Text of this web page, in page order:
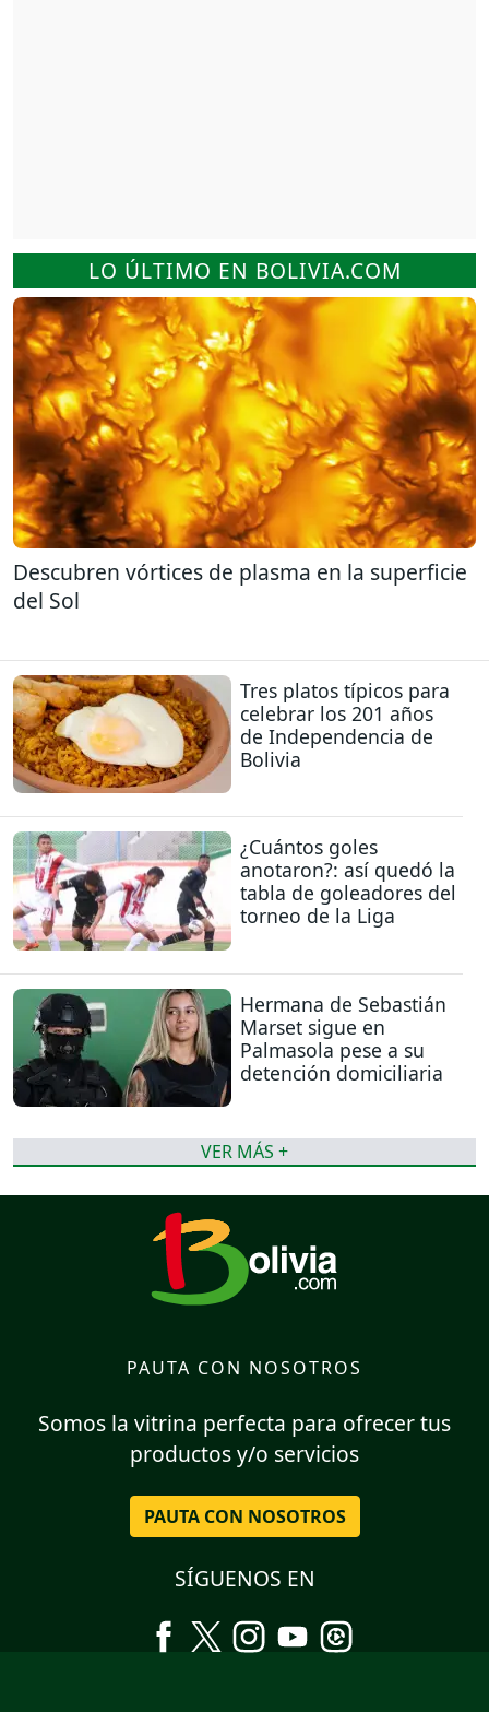
LO ÚLTIMO EN BOLIVIA.COM
Descubren vórtices de plasma en la superficie
del Sol
Tres platos típicos para
celebrar los 201 años
de Independencia de
Bolivia
¿Cuántos goles
anotaron?: así quedó la
tabla de goleadores del
torneo de la Liga
Hermana de Sebastián
Marset sigue en
Palmasola pese a su
detención domiciliaria
VER MÁS +
PAUTA CON NOSOTROS
Somos la vitrina perfecta para ofrecer tus
productos y/o servicios
PAUTA CON NOSOTROS
SÍGUENOS EN